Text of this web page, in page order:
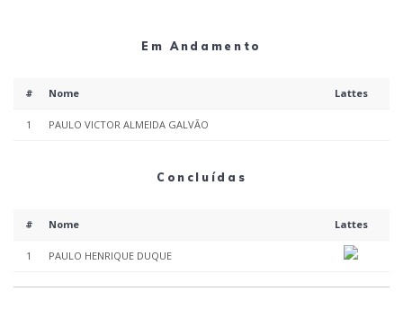
Em Andamento
# Nome Lattes
1 PAULO VICTOR ALMEIDA GALVÃO
Concluídas
# Nome Lattes
1 PAULO HENRIQUE DUQUE